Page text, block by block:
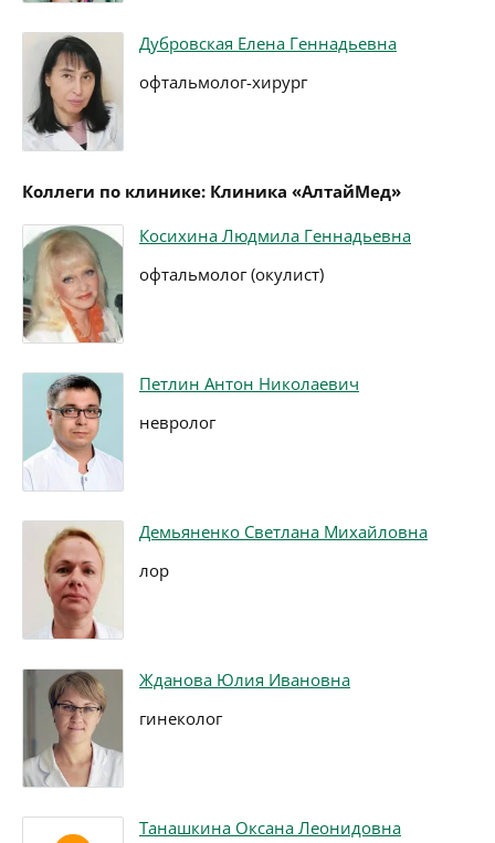
Дубровская Елена Геннадьевна
офтальмолог-хирург
Коллеги по клинике: Клиника «АлтайМед»
Косихина Людмила Геннадьевна
офтальмолог (окулист)
Петлин Антон Николаевич
невролог
Демьяненко Светлана Михайловна
лор
Жданова Юлия Ивановна
гинеколог
Танашкина Оксана Леонидовна